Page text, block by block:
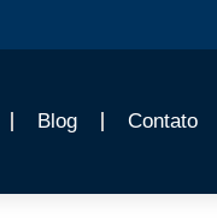
Blog Contato